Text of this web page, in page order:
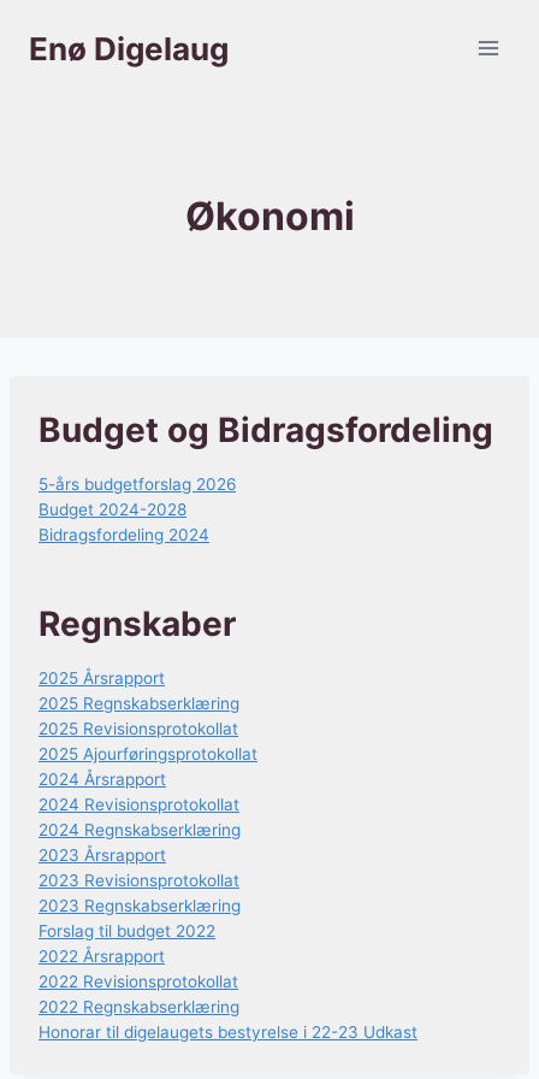
Enø Digelaug
Økonomi
Budget og Bidragsfordeling
5-års budgetforslag 2026
Budget 2024-2028
Bidragsfordeling 2024
Regnskaber
2025 Årsrapport
2025 Regnskabserklæring
2025 Revisionsprotokollat
2025 Ajourføringsprotokollat
2024 Årsrapport
2024 Revisionsprotokollat
2024 Regnskabserklæring
2023 Årsrapport
2023 Revisionsprotokollat
2023 Regnskabserklæring
Forslag til budget 2022
2022 Årsrapport
2022 Revisionsprotokollat
2022 Regnskabserklæring
Honorar til digelaugets bestyrelse i 22-23 Udkast